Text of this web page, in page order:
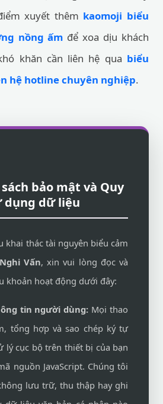
xuyết thêm kaomoji biểu
nồng ấm để xoa dịu khách
khăn cần liên hệ qua biểu
hệ hotline chuyên nghiệp.
bảo mật và Quy
dụng dữ liệu
khai thác tài nguyên biểu cảm
Vấn, xin vui lòng đọc và
khoản hoạt động dưới đây:
tin người dùng: Mọi thao
tổng hợp và sao chép ký tự
lý cục bộ trên thiết bị của bạn
nguồn JavaScript. Chúng tôi
lưu trữ, thu thập hay ghi